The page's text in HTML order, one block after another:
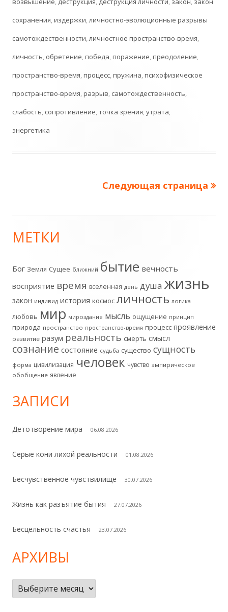
сохранения,издержки,личностно-эволюционные разрывы
самотождественности,личностное пространство-время,
личность, обретение,победа,поражение,преодоление,
пространство-время,процесс,пружина,психофизическое
пространство-время,разрыв, самотождественность,
слабость, сопротивление,точка зрения,утрата,
энергетика
Следующая страница
Главная
колонка
МЕТКИ
Бог Земля Сущее ближний бытие вечность
восприятие время вселенная день душа жизнь
закон индивид история космос личность логика
любовь мир мироздание мысль ощущение принцип
природа пространство пространство-время процесс проявление
развитие разум реальность смерть смысл
сознание состояние судьба существо сущность
форма цивилизация человек чувство эмпирическое
обобщение явление
ЗАПИСИ
Детотворение мира 06.08.2026
Серые кони лихой реальности 01.08.2026
Бесчувственное чувствилище 30.07.2026
Жизнь как разъятие бытия 27.07.2026
Бесцельность счастья 23.07.2026
АРХИВЫ
Архивы